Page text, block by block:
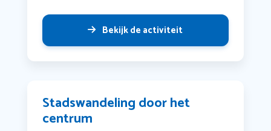
Bekijk de activiteit
Stadswandeling door het
centrum